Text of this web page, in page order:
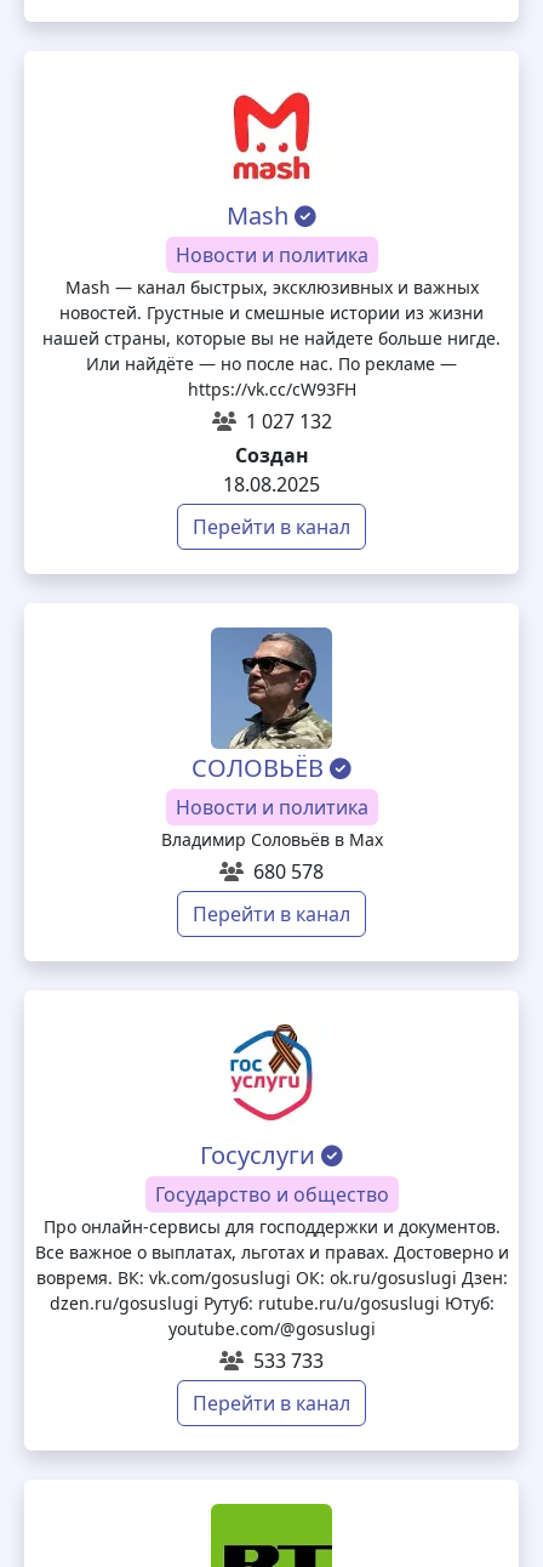
Mash
Новости и политика
Mash — канал быстрых, эксклюзивных и важных
новостей. Грустные и смешные истории из жизни
нашей страны, которые вы не найдете больше нигде.
Или найдёте — но после нас. По рекламе —
https://vk.cc/cW93FH
1 027 132
Создан
18.08.2025
Перейти в канал
СОЛОВЬЁВ
Новости и политика
Владимир Соловьёв в Мах
680 578
Перейти в канал
Госуслуги
Государство и общество
Про онлайн-сервисы для господдержки и документов.
Все важное о выплатах, льготах и правах. Достоверно и
вовремя. ВК: vk.com/gosuslugi ОК: ok.ru/gosuslugi Дзен:
dzen.ru/gosuslugi Рутуб: rutube.ru/u/gosuslugi Ютуб:
youtube.com/@gosuslugi
533 733
Перейти в канал